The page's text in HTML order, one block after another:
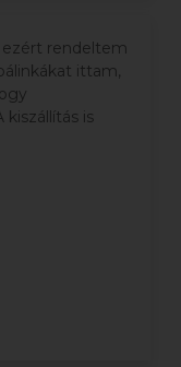
ezért rendeltem
ittam,
is